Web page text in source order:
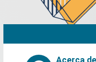
Acerca de